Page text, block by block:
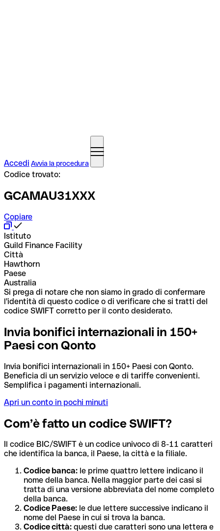
Accedi Avvia la procedura
Codice trovato:
GCAMAU31XXX
Copiare
Istituto
Guild Finance Facility
Città
Hawthorn
Paese
Australia
Si prega di notare che non siamo in grado di confermare
l'identità di questo codice o di verificare che si tratti del
codice SWIFT corretto per il conto desiderato.
Invia bonifici internazionali in 150+
Paesi con Qonto
Invia bonifici internazionali in 150+ Paesi con Qonto.
Beneficia di un servizio veloce e di tariffe convenienti.
Semplifica i pagamenti internazionali.
Apri un conto in pochi minuti
Com’è fatto un codice SWIFT?
Il codice BIC/SWIFT è un codice univoco di 8-11 caratteri
che identifica la banca, il Paese, la città e la filiale.
Codice banca: le prime quattro lettere indicano il
nome della banca. Nella maggior parte dei casi si
tratta di una versione abbreviata del nome completo
della banca.
Codice Paese: le due lettere successive indicano il
nome del Paese in cui si trova la banca.
Codice città: questi due caratteri sono una lettera e